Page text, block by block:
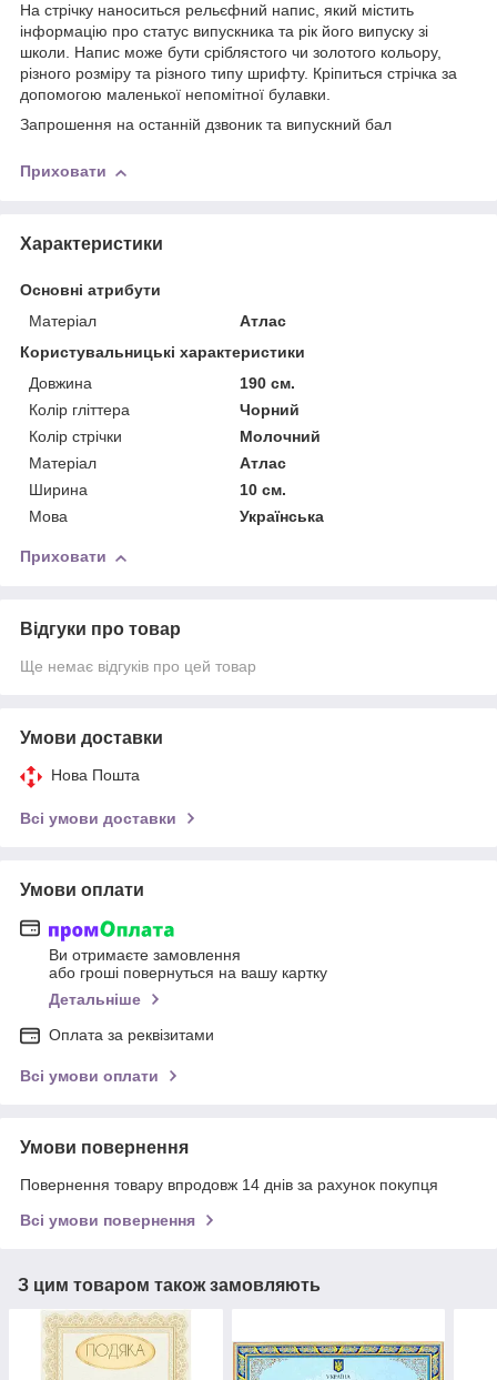
На стрічку наноситься рельєфний напис, який містить
інформацію про статус випускника та рік його випуску зі
школи. Напис може бути сріблястого чи золотого кольору,
різного розміру та різного типу шрифту. Кріпиться стрічка за
допомогою маленької непомітної булавки.
Запрошення на останній дзвоник та випускний бал
Приховати
Характеристики
Основні атрибути
Матеріал
Атлас
Користувальницькі характеристики
Довжина
190 см.
Колір гліттера
Чорний
Колір стрічки
Молочний
Матерiал
Атлас
Ширина
10 см.
Мова
Українська
Приховати
Відгуки про товар
Ще немає відгуків про цей товар
Умови доставки
Нова Пошта
Всі умови доставки
Умови оплати
Ви отримаєте замовлення
або гроші повернуться на вашу картку
Детальніше
Оплата за реквізитами
Всі умови оплати
Умови повернення
Повернення товару впродовж 14 днів за рахунок покупця
Всі умови повернення
З цим товаром також замовляють